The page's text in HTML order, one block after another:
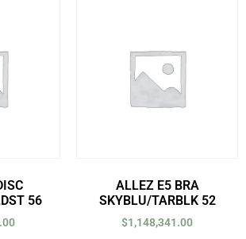
56
ALLEZ E5 BRA
SKYBLU/TARBLK 52
$1,148,341.00